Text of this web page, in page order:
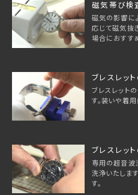
磁気帯び検
磁気の影響に
応じて磁気抜
場合におすす
ブレスレッ
ブレスレット
す。装いや着
ブレスレッ
専用の超音波
洗浄いたしま
す。